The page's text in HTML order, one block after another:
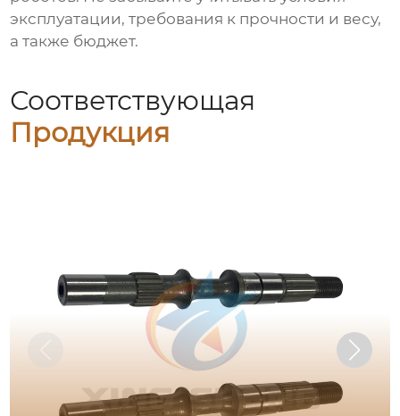
эксплуатации, требования к прочности и весу,
а также бюджет.
Соответствующая
Продукция